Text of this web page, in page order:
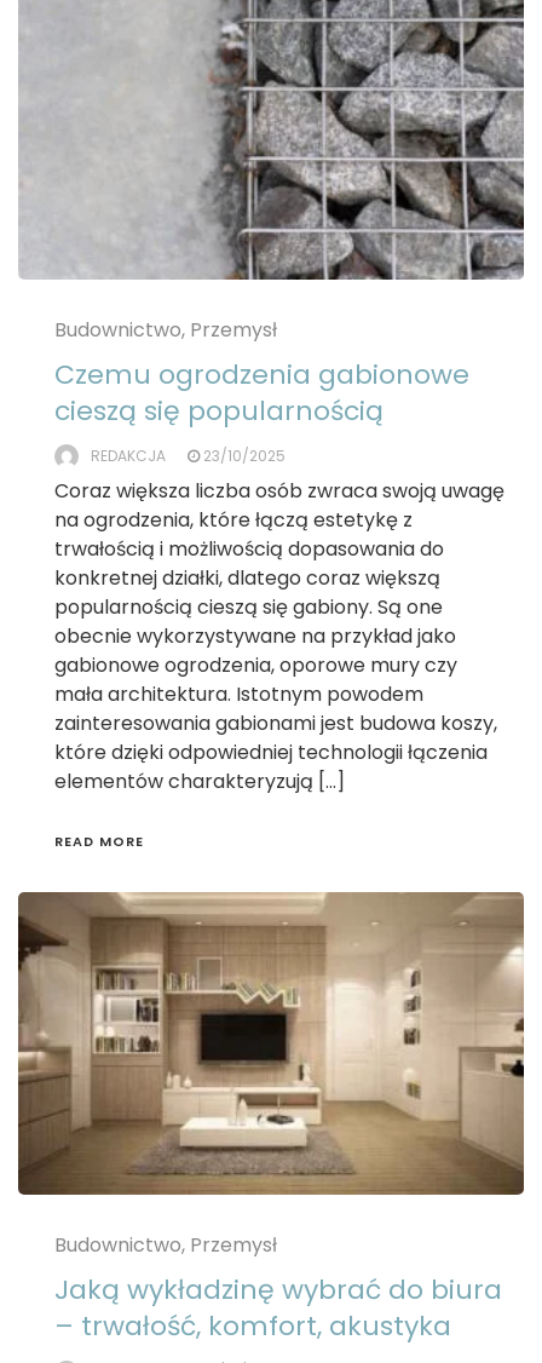
Budownictwo, Przemysł
Czemu ogrodzenia gabionowe
cieszą się popularnością
REDAKCJA 23/10/2025
Coraz większa liczba osób zwraca swoją uwagę
na ogrodzenia, które łączą estetykę z
trwałością i możliwością dopasowania do
konkretnej działki, dlatego coraz większą
popularnością cieszą się gabiony. Są one
obecnie wykorzystywane na przykład jako
gabionowe ogrodzenia, oporowe mury czy
mała architektura. Istotnym powodem
zainteresowania gabionami jest budowa koszy,
które dzięki odpowiedniej technologii łączenia
elementów charakteryzują […]
READ MORE
Budownictwo, Przemysł
Jaką wykładzinę wybrać do biura
– trwałość, komfort, akustyka